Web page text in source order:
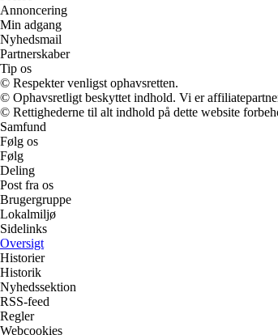
Annoncering
Min adgang
Nyhedsmail
Partnerskaber
Tip os
© Respekter venligst ophavsretten.
© Ophavsretligt beskyttet indhold. Vi er
© Rettighederne til alt indhold på dette website
Samfund
Følg os
Følg
Deling
Post fra os
Brugergruppe
Lokalmiljø
Sidelinks
Oversigt
Historier
Historik
Nyhedssektion
RSS-feed
Regler
Webcookies